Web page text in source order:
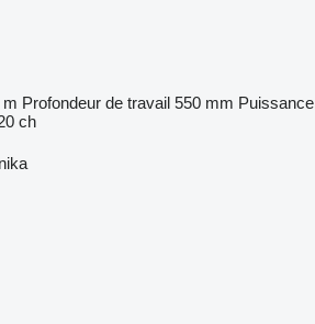
m Profondeur de travail 550 mm Puissance
ch